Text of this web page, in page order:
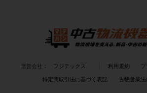
運営会社： フジテックス 利用規約
特定商取引法に基づく表記 古物営業